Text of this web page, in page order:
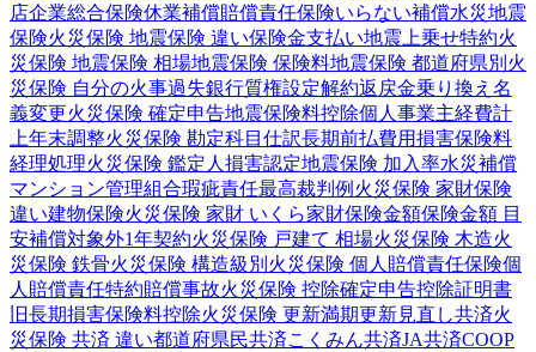
店企業総合保険休業補償賠償責任保険いらない補償水災地震
保険火災保険 地震保険 違い保険金支払い地震上乗せ特約火
災保険 地震保険 相場地震保険 保険料地震保険 都道府県別 火
災保険 自分の火事過失銀行質権設定解約返戻金乗り換え 名
義変更火災保険 確定申告地震保険料控除個人事業主経費計
上年末調整火災保険 勘定科目 仕訳長期前払費用損害保険料
経理処理火災保険 鑑定人 損害認定地震保険 加入率水災補償
マンション管理組合瑕疵責任最高裁判例 火災保険 家財保険
違い建物保険火災保険 家財 いくら家財保険金額保険金額 目
安補償対象外1年契約火災保険 戸建て 相場火災保険 木造火
災保険 鉄骨火災保険 構造級別 火災保険 個人賠償責任保険個
人賠償責任特約賠償事故火災保険 控除確定申告控除証明書
旧長期損害保険料控除火災保険 更新満期更新見直し共済火
災保険 共済 違い都道府県民共済こくみん共済JA共済COOP